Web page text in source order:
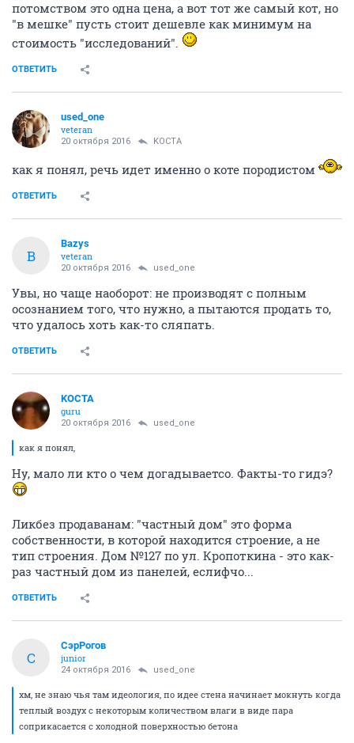
потомством это одна цена, а вот тот же самый кот, но
"в мешке" пусть стоит дешевле как минимум на
стоимость "исследований".
ОТВЕТИТЬ
used_one
veteran
20 октября 2016 KOCTA
как я понял, речь идет именно о коте породистом
ОТВЕТИТЬ
B
Bazys
veteran
20 октября 2016 used_one
Увы, но чаще наоборот: не производят с полным
осознанием того, что нужно, а пытаются продать то,
что удалось хоть как-то сляпать.
ОТВЕТИТЬ
KOCTA
guru
20 октября 2016 used_one
как я понял,
Ну, мало ли кто о чем догадываетсо. Факты-то гидэ?
Ликбез продаванам: "частный дом" это форма
собственности, в которой находится строение, а не
тип строения. Дом №127 по ул. Кропоткина - это как-
раз частный дом из панелей, еслифчо...
ОТВЕТИТЬ
С
СэрРогов
junior
24 октября 2016 used_one
хм, не знаю чья там идеология, по идее стена начинает мокнуть когда
теплый воздух с некоторым количеством влаги в виде пара
соприкасается с холодной поверхностью бетона